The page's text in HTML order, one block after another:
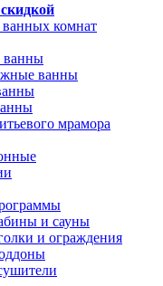
комнат
ванны
ванны
мрамора
и сауны
и ограждения